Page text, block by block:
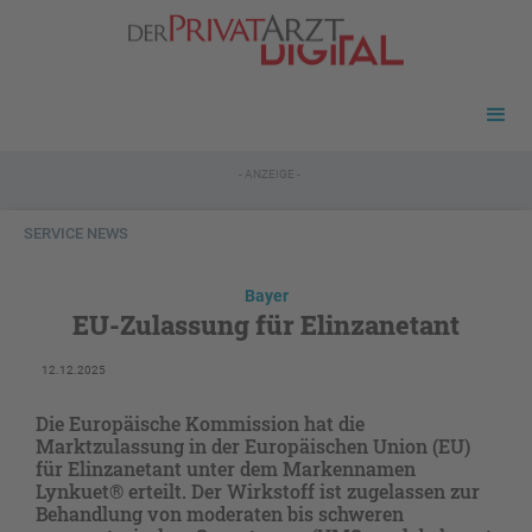
- ANZEIGE -
SERVICE NEWS
Bayer
EU-Zulassung für Elinzanetant
12.12.2025
Die Europäische Kommission hat die
Marktzulassung in der Europäischen Union (EU)
für Elinzanetant unter dem Markennamen
Lynkuet® erteilt. Der Wirkstoff ist zugelassen zur
Behandlung von moderaten bis schweren